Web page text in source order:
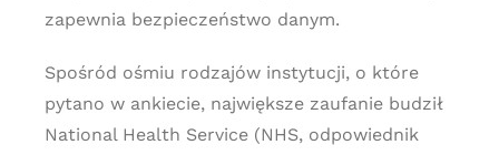
zapewnia bezpieczeństwo danym.
Spośród ośmiu rodzajów instytucji, o które
pytano w ankiecie, największe zaufanie budził
National Health Service (NHS, odpowiednik